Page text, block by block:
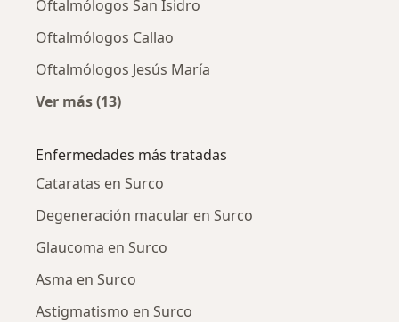
Oftalmólogos San Isidro
Oftalmólogos Callao
Oftalmólogos Jesús María
Ver más (13)
Enfermedades más tratadas
Cataratas en Surco
Degeneración macular en Surco
Glaucoma en Surco
Asma en Surco
Astigmatismo en Surco